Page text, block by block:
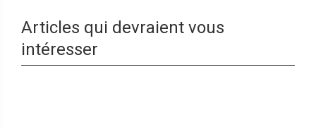
Articles qui devraient vous
intéresser